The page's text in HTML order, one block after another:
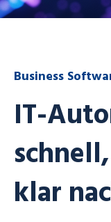
Business
IT-
klar